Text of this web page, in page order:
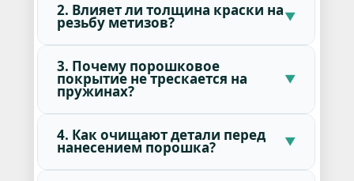
2. Влияет ли толщина краски на
резьбу метизов?
3. Почему порошковое
покрытие не трескается на
пружинах?
4. Как очищают детали перед
нанесением порошка?